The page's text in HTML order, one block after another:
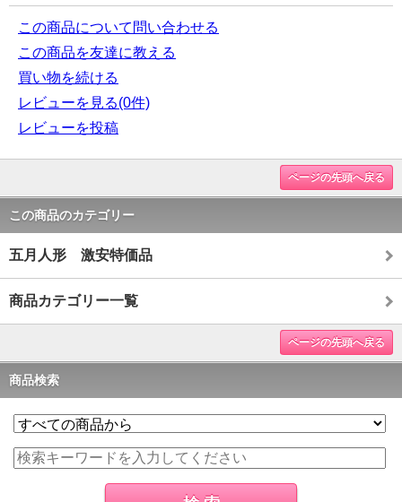
この商品について問い合わせる
この商品を友達に教える
買い物を続ける
レビューを見る(0件)
レビューを投稿
ページの先頭へ戻る
この商品のカテゴリー
五月人形 激安特価品
商品カテゴリー一覧
ページの先頭へ戻る
商品検索